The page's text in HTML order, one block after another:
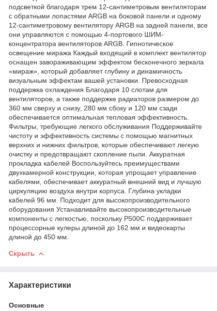
подсветкой благодаря трем 12-сантиметровым вентиляторам
с обратными лопастями ARGB на боковой панели и одному
12-сантиметровому вентилятору ARGB на задней панели, все
они управляются с помощью 4-портового ШИМ-
концентратора вентиляторов ARGB. Гипнотическое
освещение миража Каждый входящий в комплект вентилятор
оснащен завораживающим эффектом бесконечного зеркала
«мираж», который добавляет глубину и динамичность
визуальным эффектам вашей установки. Превосходная
поддержка охлаждения Благодаря 10 слотам для
вентиляторов, а также поддержке радиаторов размером до
360 мм сверху и снизу, 280 мм сбоку и 120 мм сзади
обеспечивается оптимальная тепловая эффективность.
Фильтры, требующие легкого обслуживания Поддерживайте
чистоту и эффективность системы с помощью магнитных
верхних и нижних фильтров, которые обеспечивают легкую
очистку и предотвращают скопление пыли. Аккуратная
прокладка кабелей Воспользуйтесь преимуществами
двухкамерной конструкции, которая упрощает управление
кабелями, обеспечивает аккуратный внешний вид и лучшую
циркуляцию воздуха внутри корпуса. Глубина укладки
кабелей 96 мм. Подходит для высокопроизводительного
оборудования Устанавливайте высокопроизводительные
компоненты с легкостью, поскольку P500C поддерживает
процессорные кулеры длиной до 162 мм и видеокарты
длиной до 450 мм.
Скрыть
Характеристики
Основные